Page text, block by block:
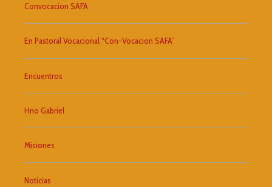
Convocacion SAFA
En Pastoral Vocacional “Con-Vocacion SAFA”
Encuentros
Hno Gabriel
Misiones
Noticias